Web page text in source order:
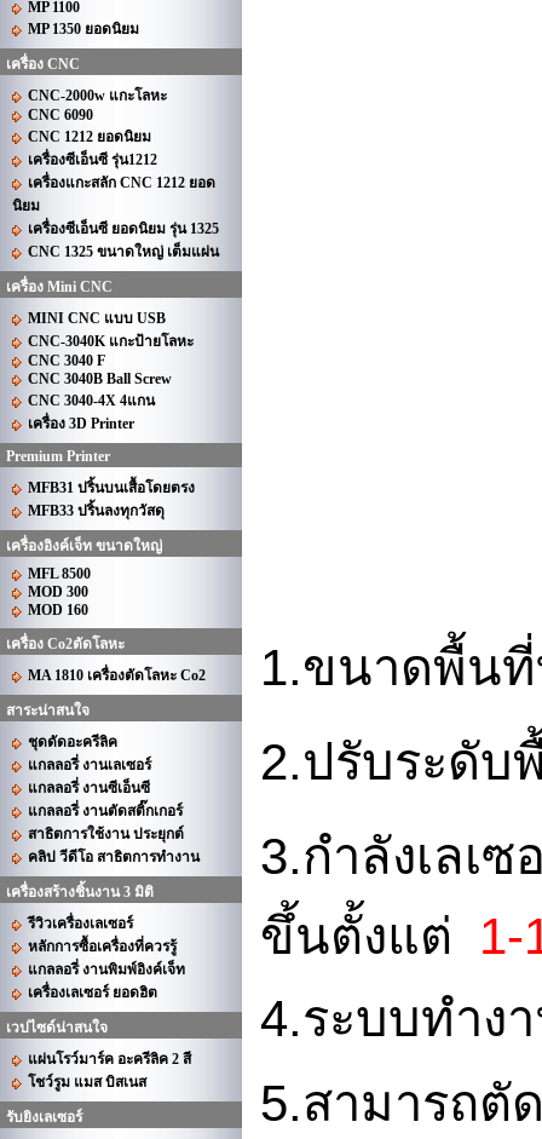
MP 1100
MP 1350 ยอดนิยม
เครื่อง CNC
CNC-2000w แกะโลหะ
CNC 6090
CNC 1212 ยอดนิยม
เครื่องซีเอ็นซี รุ่น1212
เครื่องแกะสลัก CNC 1212 ยอด
นิยม
เครื่องซีเอ็นซี ยอดนิยม รุ่น 1325
CNC 1325 ขนาดใหญ่ เต็มแผ่น
เครื่อง Mini CNC
MINI CNC แบบ USB
CNC-3040K แกะป้ายโลหะ
CNC 3040 F
CNC 3040B Ball Screw
CNC 3040-4X 4แกน
เครื่อง 3D Printer
Premium Printer
MFB31 ปริ้นบนเสื้อโดยตรง
MFB33 ปริ้นลงทุกวัสดุ
เครื่องอิงค์เจ็ท ขนาดใหญ่
MFL 8500
MOD 300
MOD 160
เครื่อง Co2ตัดโลหะ
MA 1810 เครื่องตัดโลหะ Co2
สาระน่าสนใจ
ชุดดัดอะครีลิค
แกลลอรี่ งานเลเซอร์
แกลลอรี่ งานซีเอ็นซี
แกลลอรี่ งานตัดสติ๊กเกอร์
สาธิตการใช้งาน ประยุกต์
คลิป วีดีโอ สาธิตการทำงาน
เครื่องสร้างชิ้นงาน 3 มิติ
รีวิวเครื่องเลเซอร์
หลักการซื้อเครื่องที่ควรรู้
แกลลอรี่ งานพิมพ์อิงค์เจ็ท
เครื่องเลเซอร์ ยอดฮิต
เวปไซด์น่าสนใจ
แผ่นโรว์มาร์ค อะครีลิค 2 สี
โชว์รูม แมส บิสเนส
รับยิงเลเซอร์
1.ขนาดพื้น
2.ปรับระดับ
3.กำลังเลเ
ขึ้นตั้งแต่ 1-
4.ระบบทำง
5.สามารถตั